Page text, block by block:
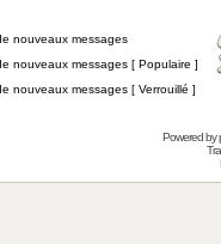
nouveaux messages
nouveaux messages [ Populaire ]
nouveaux messages [ Verrouillé ]
Powered by